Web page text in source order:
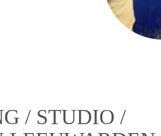
/ STUDIO /